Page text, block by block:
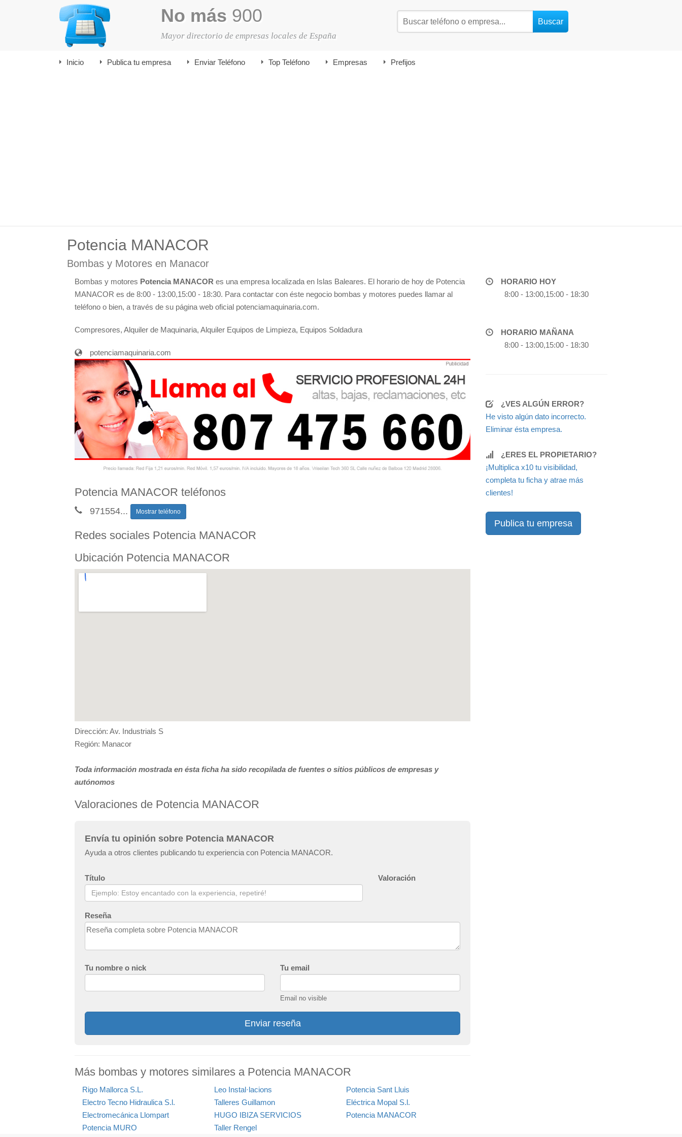
No más 900
Mayor directorio de empresas locales de España
Inicio Publica tu empresa Enviar Teléfono Top Teléfono Empresas Prefijos
Potencia MANACOR
Bombas y Motores en Manacor
Bombas y motores Potencia MANACOR es una empresa localizada en Islas Baleares. El horario de hoy de Potencia
MANACOR es de 8:00 - 13:00,15:00 - 18:30. Para contactar con éste negocio bombas y motores puedes llamar al
teléfono o bien, a través de su página web oficial potenciamaquinaria.com.
Compresores, Alquiler de Maquinaria, Alquiler Equipos de Limpieza, Equipos Soldadura
potenciamaquinaria.com
Potencia MANACOR teléfonos
971554... Mostrar teléfono
Redes sociales Potencia MANACOR
Ubicación Potencia MANACOR
Dirección: Av. Industrials S
Región: Manacor
Toda información mostrada en ésta ficha ha sido recopilada de fuentes o sitios públicos de empresas y
autónomos
Valoraciones de Potencia MANACOR
Envía tu opinión sobre Potencia MANACOR
Ayuda a otros clientes publicando tu experiencia con Potencia MANACOR.
Título Valoración
Reseña
Tu nombre o nick Tu email
Email no visible
Enviar reseña
Más bombas y motores similares a Potencia MANACOR
Rigo Mallorca S.L. Leo Instal·lacions
Potencia Sant Lluis
Electro Tecno Hidraulica S.l.
Talleres Guillamon
Eléctrica Mopal S.l.
Electromecánica Llompart
HUGO IBIZA SERVICIOS
Potencia MANACOR
Potencia MURO
Taller Rengel
HORARIO HOY
8:00 - 13:00,15:00 - 18:30
HORARIO MAÑANA
8:00 - 13:00,15:00 - 18:30
¿VES ALGÚN ERROR?
He visto algún dato incorrecto.
Eliminar ésta empresa.
¿ERES EL PROPIETARIO?
¡Multiplica x10 tu visibilidad,
completa tu ficha y atrae más
clientes!
Publica tu empresa